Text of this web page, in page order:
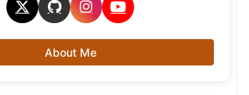
About Me